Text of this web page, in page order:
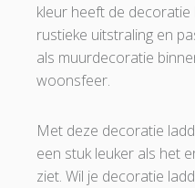
kleur heeft de
rustieke uitstraling en
als muurdecoratie
woonsfeer.
Met deze decoratie
een stuk leuker als het
ziet. Wil je decoratie